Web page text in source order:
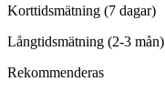
Korttidsmätning (7 dagar)
Långtidsmätning (2-3 mån)
Rekommenderas